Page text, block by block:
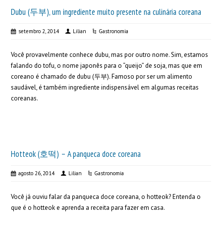
Dubu (두부), um ingrediente muito presente na culinária coreana
setembro 2, 2014 Lilian Gastronomia
Você provavelmente conhece dubu, mas por outro nome. Sim, estamos
falando do tofu, o nome japonês para o “queijo” de soja, mas que em
coreano é chamado de dubu (두부). Famoso por ser um alimento
saudável, é também ingrediente indispensável em algumas receitas
coreanas.
Hotteok (호떡) – A panqueca doce coreana
agosto 26, 2014 Lilian Gastronomia
Você já ouviu falar da panqueca doce coreana, o hotteok? Entenda o
que é o hotteok e aprenda a receita para fazer em casa.